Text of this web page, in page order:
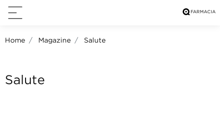
Home Magazine Salute
Salute